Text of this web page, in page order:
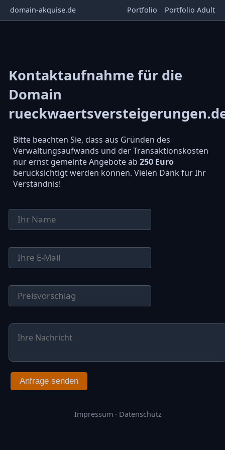
domain-akquise.de Portfolio Portfolio Adult
Kontaktaufnahme für die
Domain
Bitte beachten Sie, dass aus Gründen des
Verwaltungsaufwands und der Transaktionskosten
nur ernst gemeinte Angebote ab 250 Euro
berücksichtigt werden können. Vielen Dank für Ihr
Verständnis!
Anfrage senden
Impressum · Datenschutz